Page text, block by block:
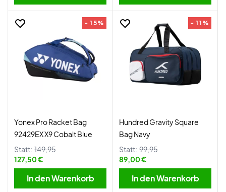
- 15%
Yonex Pro Racket Bag
92429EX X9 Cobalt Blue
Statt: 149,95
127,50 €
In den Warenkorb
- 11%
Hundred Gravity Square
Bag Navy
Statt: 99,95
89,00 €
In den Warenkorb